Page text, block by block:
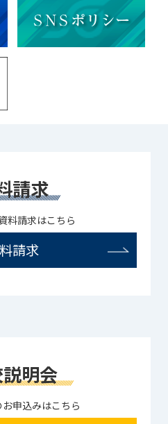
請求
料請求はこちら
請求
明会
申込みはこちら